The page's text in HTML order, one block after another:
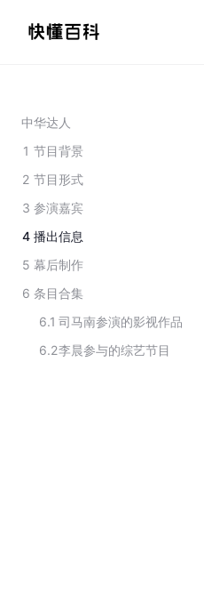
中华达人
1 节目背景
2 节目形式
3 参演嘉宾
4 播出信息
5 幕后制作
6 条目合集
6.1 司马南参演的影视作品
6.2李晨参与的综艺节目